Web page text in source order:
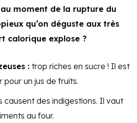
moment de la rupture du
qu’on déguste aux très
calorique explose ?
: trop riches en sucre ! Il est
un jus de fruits.
causent des indigestions. Il vaut
au four.